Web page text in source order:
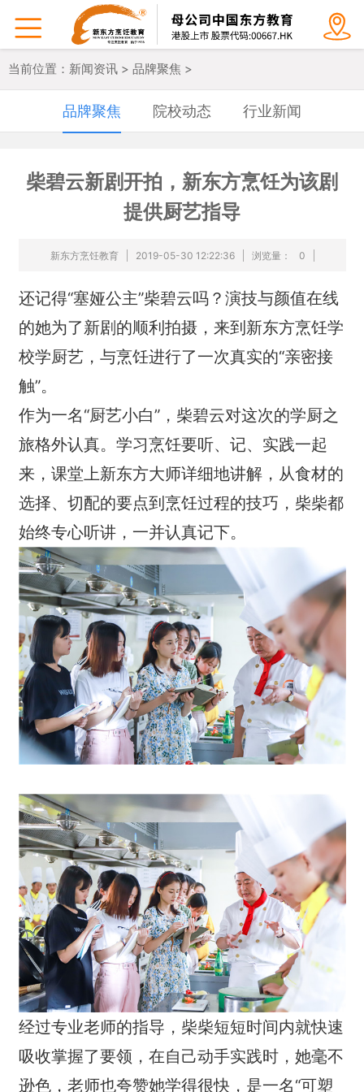
 
当前位置： 新闻资讯 > 品牌聚焦 >
品牌聚焦 院校动态 行业新闻
柴碧云新剧开拍，新东方烹饪为该剧
提供厨艺指导
新东方烹饪教育 2019-05-30 12:22:36 浏览量： 0
还记得“塞娅公主”柴碧云吗？演技与颜值在线
的她为了新剧的顺利拍摄，来到新东方烹饪学
校学厨艺，与烹饪进行了一次真实的“亲密接
触”。
作为一名“厨艺小白”，柴碧云对这次的学厨之
旅格外认真。学习烹饪要听、记、实践一起
来，课堂上新东方大师详细地讲解，从食材的
选择、切配的要点到烹饪过程的技巧，柴柴都
始终专心听讲，一并认真记下。
经过专业老师的指导，柴柴短短时间内就快速
吸收掌握了要领，在自己动手实践时，她毫不
逊色，老师也夸赞她学得很快，是一名“可塑